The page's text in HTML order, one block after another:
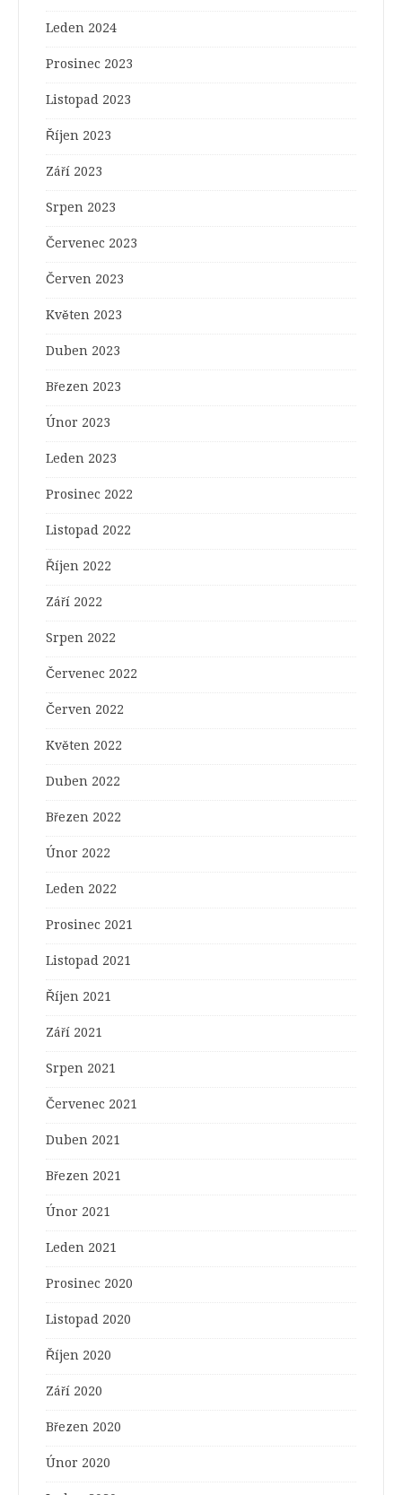
Leden 2024
Prosinec 2023
Listopad 2023
Říjen 2023
Září 2023
Srpen 2023
Červenec 2023
Červen 2023
Květen 2023
Duben 2023
Březen 2023
Únor 2023
Leden 2023
Prosinec 2022
Listopad 2022
Říjen 2022
Září 2022
Srpen 2022
Červenec 2022
Červen 2022
Květen 2022
Duben 2022
Březen 2022
Únor 2022
Leden 2022
Prosinec 2021
Listopad 2021
Říjen 2021
Září 2021
Srpen 2021
Červenec 2021
Duben 2021
Březen 2021
Únor 2021
Leden 2021
Prosinec 2020
Listopad 2020
Říjen 2020
Září 2020
Březen 2020
Únor 2020